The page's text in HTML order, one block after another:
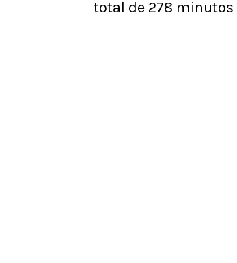
total de 278 minutos